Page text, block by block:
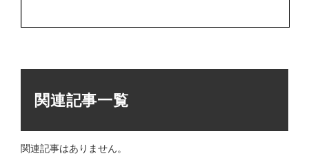
関連記事一覧
関連記事はありません。